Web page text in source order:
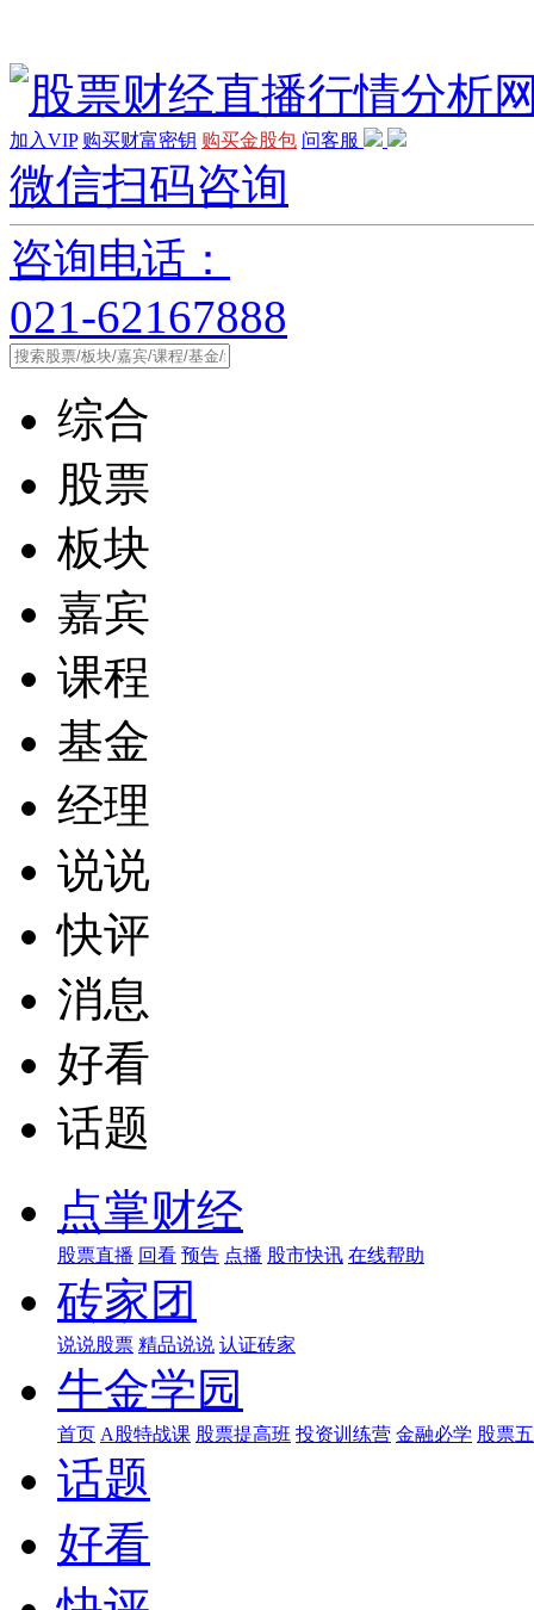
加入VIP 购买财富密钥 购买金股包 问客服
微信扫码咨询
咨询电话：
021-62167888
综合
股票
板块
嘉宾
课程
基金
经理
说说
快评
消息
好看
话题
点掌财经
股票直播 回看 预告 点播 股市快讯 在线帮助
砖家团
说说股票 精品说说 认证砖家
牛金学园
首页 A股特战课 股票提高班 投资训练营 金融必学 股票
话题
好看